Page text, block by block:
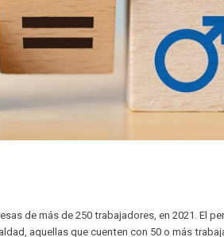
de más de 250 trabajadores, en 2021. El
aquellas que cuenten con 50 o más